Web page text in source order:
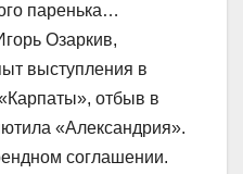
паренька…
Озаркив,
выступления в
отбыв в
«Александрия».
соглашении.